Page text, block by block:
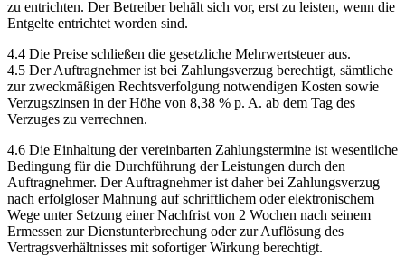
zu entrichten. Der Betreiber behält sich vor, erst zu leisten, wenn die
Entgelte entrichtet worden sind.
4.4 Die Preise schließen die gesetzliche Mehrwertsteuer aus.
4.5 Der Auftragnehmer ist bei Zahlungsverzug berechtigt, sämtliche
zur zweckmäßigen Rechtsverfolgung notwendigen Kosten sowie
Verzugszinsen in der Höhe von 8,38 % p. A. ab dem Tag des
Verzuges zu verrechnen.
4.6 Die Einhaltung der vereinbarten Zahlungstermine ist wesentliche
Bedingung für die Durchführung der Leistungen durch den
Auftragnehmer. Der Auftragnehmer ist daher bei Zahlungsverzug
nach erfolgloser Mahnung auf schriftlichem oder elektronischem
Wege unter Setzung einer Nachfrist von 2 Wochen nach seinem
Ermessen zur Dienstunterbrechung oder zur Auflösung des
Vertragsverhältnisses mit sofortiger Wirkung berechtigt.